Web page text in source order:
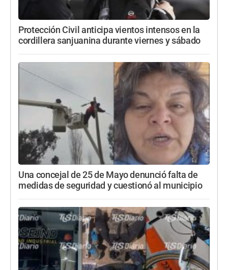
Protección Civil anticipa vientos intensos en la
cordillera sanjuanina durante viernes y sábado
Una concejal de 25 de Mayo denunció falta de
medidas de seguridad y cuestionó al municipio